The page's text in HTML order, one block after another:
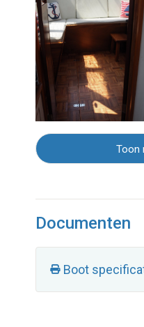
Toon
Documenten
Boot